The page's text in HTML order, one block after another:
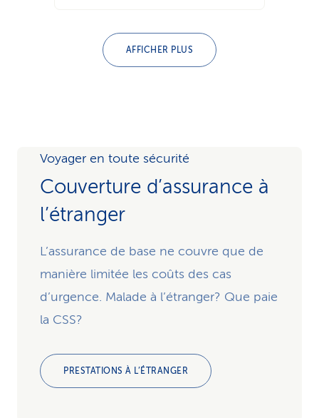
AFFICHER PLUS
Voyager en toute sécurité
Couverture d’assurance à
l’étranger
L’assurance de base ne couvre que de
manière limitée les coûts des cas
d’urgence. Malade à l’étranger? Que paie
la CSS?
PRESTATIONS À L’ÉTRANGER